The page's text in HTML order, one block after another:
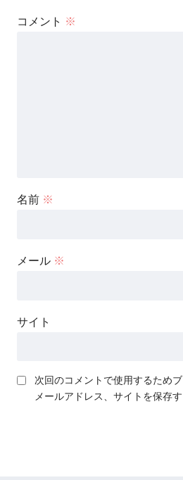
コメント ※
名前 ※
メール ※
サイト
次回のコメントで使用するため
メールアドレス、サイトを保存す